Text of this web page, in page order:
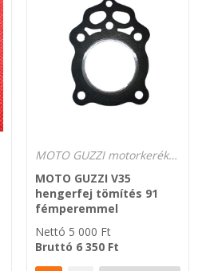
Adatkezelés
MOTO GUZZI motorkerékpár tömítések
MOTO GUZZI V35
hengerfej tömítés 91
fémperemmel
Nettó 5 000 Ft
Bruttó 6 350Ft